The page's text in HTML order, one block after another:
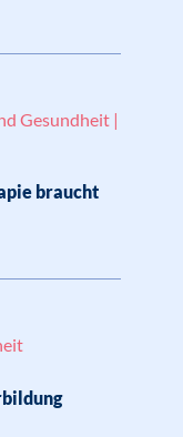
Gesundheit |
braucht